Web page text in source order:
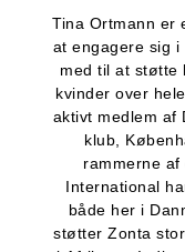
Tina Ortmann er
at engagere sig
med til at støtte
kvinder over
aktivt medlem af
klub,
rammerne
International
både her i
støtter Zonta